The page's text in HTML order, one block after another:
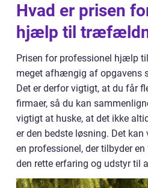
Hvad er prisen
hjælp til
Prisen for professionel hjælp
meget afhængig af opgavens
Det er derfor vigtigt, at du får
firmaer, så du kan
vigtigt at huske, at det ikke
er den bedste løsning. Det
en professionel, der tilbyder
den rette erfaring og udstyr til